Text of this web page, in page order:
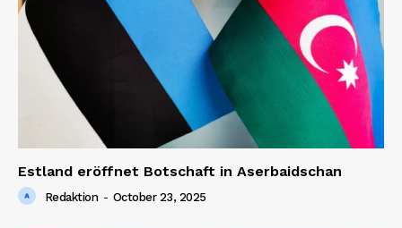
Estland eröffnet Botschaft in Aserbaidschan
Redaktion - October 23, 2025